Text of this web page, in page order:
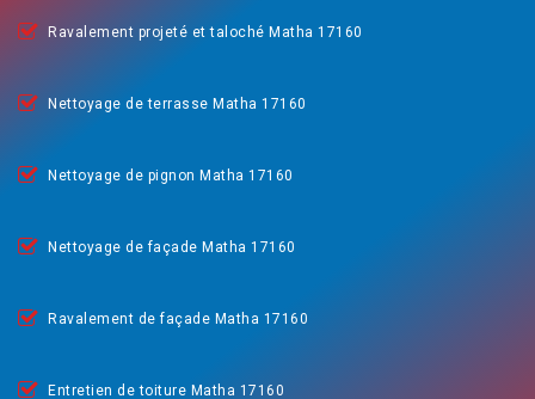
Ravalement projeté et taloché Matha 17160
Nettoyage de terrasse Matha 17160
Nettoyage de pignon Matha 17160
Nettoyage de façade Matha 17160
Ravalement de façade Matha 17160
Entretien de toiture Matha 17160